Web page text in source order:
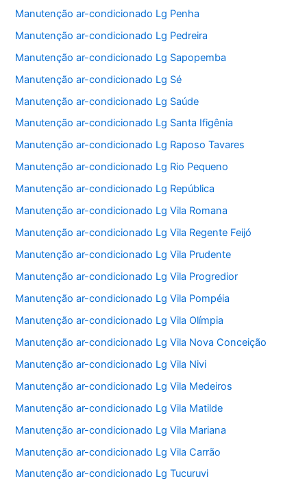
Manutenção ar-condicionado Lg Penha
Manutenção ar-condicionado Lg Pedreira
Manutenção ar-condicionado Lg Sapopemba
Manutenção ar-condicionado Lg Sé
Manutenção ar-condicionado Lg Saúde
Manutenção ar-condicionado Lg Santa Ifigênia
Manutenção ar-condicionado Lg Raposo Tavares
Manutenção ar-condicionado Lg Rio Pequeno
Manutenção ar-condicionado Lg República
Manutenção ar-condicionado Lg Vila Romana
Manutenção ar-condicionado Lg Vila Regente Feijó
Manutenção ar-condicionado Lg Vila Prudente
Manutenção ar-condicionado Lg Vila Progredior
Manutenção ar-condicionado Lg Vila Pompéia
Manutenção ar-condicionado Lg Vila Olímpia
Manutenção ar-condicionado Lg Vila Nova Conceição
Manutenção ar-condicionado Lg Vila Nivi
Manutenção ar-condicionado Lg Vila Medeiros
Manutenção ar-condicionado Lg Vila Matilde
Manutenção ar-condicionado Lg Vila Mariana
Manutenção ar-condicionado Lg Vila Carrão
Manutenção ar-condicionado Lg Tucuruvi